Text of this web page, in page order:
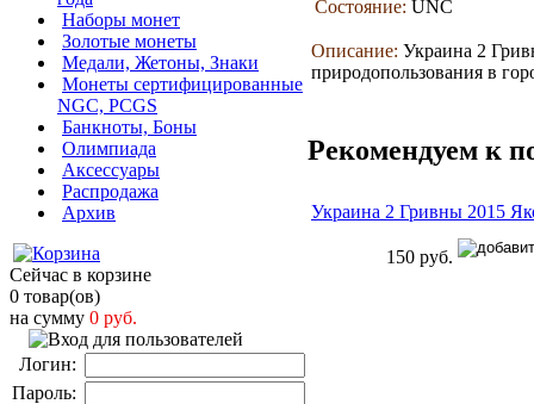
Наборы монет
Золотые монеты
Медали, Жетоны, Знаки
Монеты сертифицированные
NGC, PCGS
Банкноты, Боны
Олимпиада
Аксессуары
Распродажа
Архив
Сейчас в корзине
0 товар(ов)
на сумму 0 руб.
Логин:
Пароль:
Состояние: UNC
Описание: Украина 2
природопользования в
Рекомендуем к
Украина 2 Гривны 2015
150 руб.